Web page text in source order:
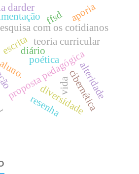
proposta pedagógica
escrita
com os cotidianos
diversidadealteridade
poética
teoria curricular
ffsd
vida
darder
resenha
diário
aporia
cibernética